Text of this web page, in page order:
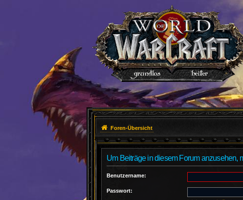
Foren-Übersicht
Um Beiträge in diesem Forum anzusehen,
Benutzername:
Passwort: